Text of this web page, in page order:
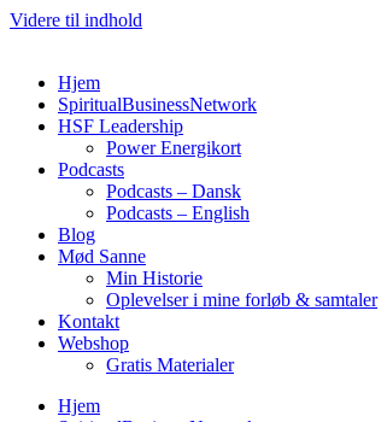
Videre til indhold
Hjem
SpiritualBusinessNetwork
HSF Leadership
Power Energikort
Podcasts
Podcasts – Dansk
Podcasts – English
Blog
Mød Sanne
Min Historie
Oplevelser i mine forløb & samtaler
Kontakt
Webshop
Gratis Materialer
Hjem